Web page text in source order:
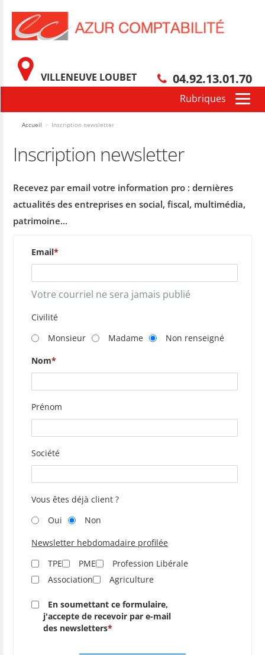
VILLENEUVE LOUBET 04.92.13.01.70
Accueil > Inscription newsletter
Inscription newsletter
Recevez par email votre information pro : dernières
actualités des entreprises en social, fiscal, multimédia,
patrimoine...
Email
Votre courriel ne sera jamais publié
Civilité
Monsieur
Madame
Non renseigné
Nom
Prénom
Société
Vous êtes déjà client ?
Oui
Non
Newsletter hebdomadaire profilée
TPE
PME
Profession Libérale
Association
Agriculture
En soumettant ce formulaire,
j'accepte de recevoir par e-mail
des newsletters
portez.
cliquer ici :
Vous pouvez égalementrevenir au formulaire